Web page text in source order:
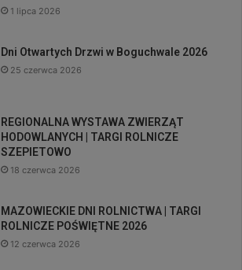
1 lipca 2026
Dni Otwartych Drzwi w Boguchwale 2026
25 czerwca 2026
REGIONALNA WYSTAWA ZWIERZĄT
HODOWLANYCH | TARGI ROLNICZE
SZEPIETOWO
18 czerwca 2026
MAZOWIECKIE DNI ROLNICTWA | TARGI
ROLNICZE POŚWIĘTNE 2026
12 czerwca 2026